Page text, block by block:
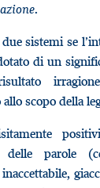
.
due sistemi se
di un
scopo della
delle parole